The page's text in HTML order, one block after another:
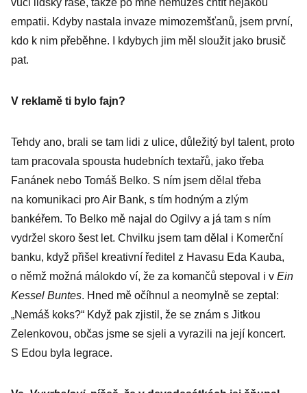
vůči lidský rase, takže po mně nemůžeš chtít nějakou
empatii. Kdyby nastala invaze mimozemšťanů, jsem první,
kdo k nim přeběhne. I kdybych jim měl sloužit jako brusič
pat.
V reklamě ti bylo fajn?
Tehdy ano, brali se tam lidi z ulice, důležitý byl talent, proto
tam pracovala spousta hudebních textařů, jako třeba
Fanánek nebo Tomáš Belko. S ním jsem dělal třeba
na komunikaci pro Air Bank, s tím hodným a zlým
bankéřem. To Belko mě najal do Ogilvy a já tam s ním
vydržel skoro šest let. Chvilku jsem tam dělal i Komerční
banku, když přišel kreativní ředitel z Havasu Eda Kauba,
o němž možná málokdo ví, že za komančů stepoval i v Ein
Kessel Buntes. Hned mě očíhnul a neomylně se zeptal:
„Nemáš koks?“ Když pak zjistil, že se znám s Jitkou
Zelenkovou, občas jsme se sjeli a vyrazili na její koncert.
S Edou byla legrace.